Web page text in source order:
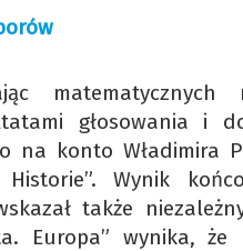
głosowania i
na konto Władimira
Wynik
także
Europa” wynika,